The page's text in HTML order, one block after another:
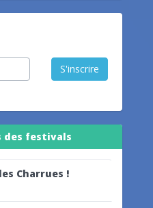
S'inscrire
des festivals
Charrues !